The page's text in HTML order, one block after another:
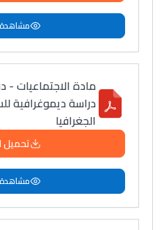
مادة الاجتماعيات
الجغرافيا
تحميل